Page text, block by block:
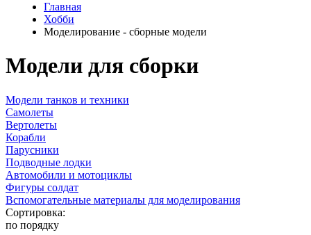
Главная
Хобби
Моделирование - сборные модели
Модели для сборки
Модели танков и техники
Самолеты
Вертолеты
Корабли
Парусники
Подводные лодки
Автомобили и мотоциклы
Фигуры солдат
Вспомогательные материалы для моделирования
Сортировка:
по порядку